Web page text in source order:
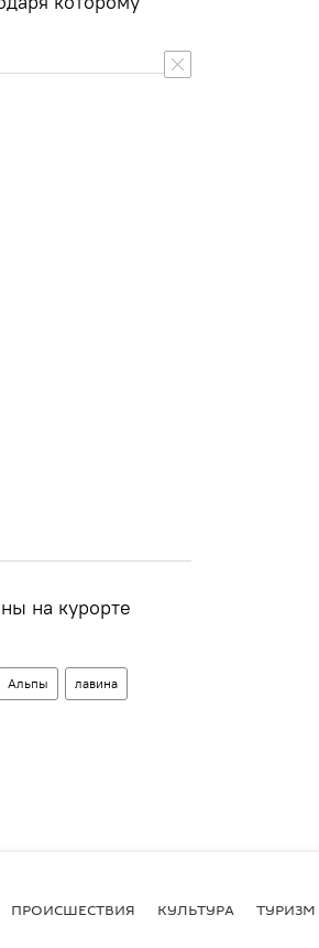
на курорте
Альпы лавина
ПРОИСШЕСТВИЯ КУЛЬТУРА ТУРИЗМ